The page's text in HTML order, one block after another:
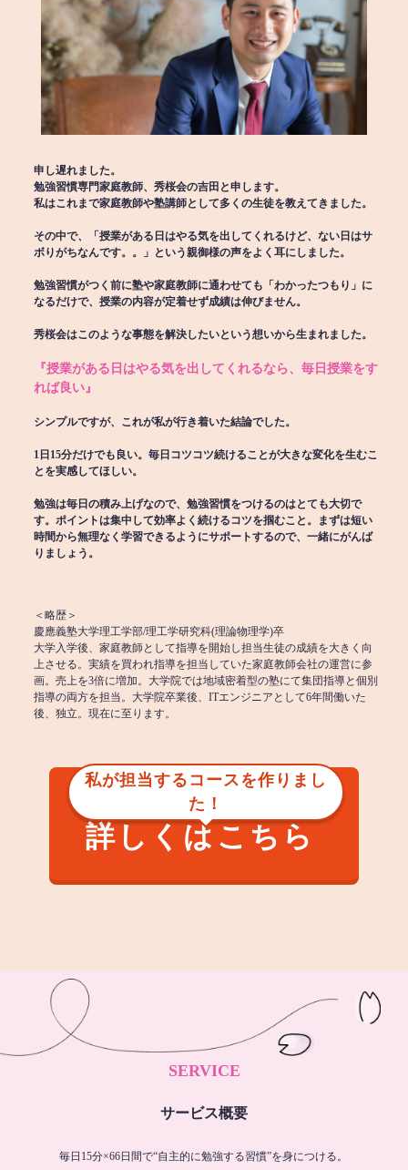
申し遅れました。
勉強習慣専門家庭教師、秀桜会の吉田と申します。
私はこれまで家庭教師や塾講師として多くの生徒を教えてきました。
その中で、「授業がある日はやる気を出してくれるけど、ない日はサ
ボりがちなんです。。」という親御様の声をよく耳にしました。
勉強習慣がつく前に塾や家庭教師に通わせても「わかったつもり」に
なるだけで、授業の内容が定着せず成績は伸びません。
秀桜会はこのような事態を解決したいという想いから生まれました。
『授業がある日はやる気を出してくれるなら、毎日授業をす
れば良い』
シンプルですが、これが私が行き着いた結論でした。
1日15分だけでも良い。毎日コツコツ続けることが大きな変化を生むこ
とを実感してほしい。
勉強は毎日の積み上げなので、勉強習慣をつけるのはとても大切で
す。ポイントは集中して効率よく続けるコツを掴むこと。まずは短い
時間から無理なく学習できるようにサポートするので、一緒にがんば
りましょう。
＜略歴＞
慶應義塾大学理工学部/理工学研究科(理論物理学)卒
大学入学後、家庭教師として指導を開始し担当生徒の成績を大きく向
上させる。実績を買われ指導を担当していた家庭教師会社の運営に参
画。売上を3倍に増加。大学院では地域密着型の塾にて集団指導と個別
指導の両方を担当。大学院卒業後、ITエンジニアとして6年間働いた
後、独立。現在に至ります。
私が担当するコースを作りまし
た！
詳しくはこちら
SERVICE
サービス概要
毎日15分×66日間で“自主的に勉強する習慣”を身につける。